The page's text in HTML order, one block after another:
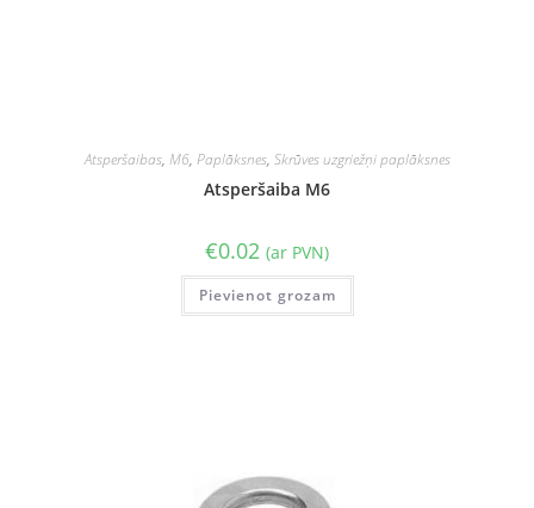
Atsperšaibas, M6, Paplāksnes, Skrūves uzgriežņi paplāksnes
Atsperšaiba M6
€0.02 (ar PVN)
Pievienot grozam